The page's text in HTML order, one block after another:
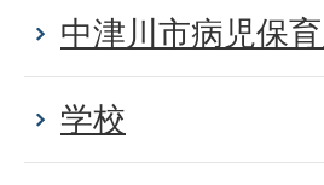
中津川市病児保
学校